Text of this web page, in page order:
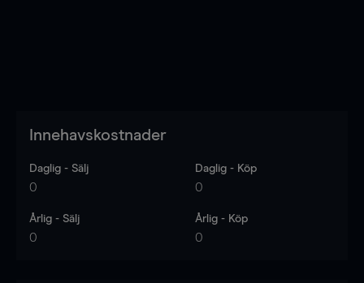
Innehavskostnader
Daglig - Sälj
0
Daglig - Köp
0
Årlig - Sälj
0
Årlig - Köp
0